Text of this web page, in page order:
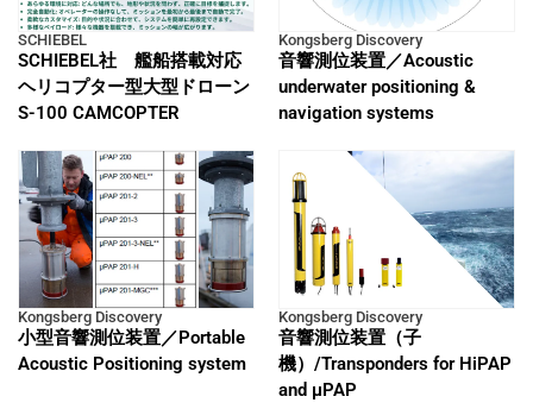
SCHIEBEL
SCHIEBEL社 艦船搭載対応
ヘリコプター型大型ドローン
S-100 CAMCOPTER
Kongsberg Discovery
音響測位装置／Acoustic
underwater positioning &
navigation systems
Kongsberg Discovery
小型音響測位装置／Portable
Acoustic Positioning system
Kongsberg Discovery
音響測位装置（子
機）/Transponders for HiPAP
and μPAP